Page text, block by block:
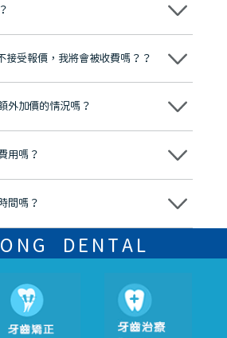
」的大學校訓，各分院匯聚來自香港、內地的
袖品牌」，是諾貝爾種植系統全球放心植牙中
家和地區的顧客，受到粵港澳大灣區及周邊城
信任推薦 珠海、深圳設有八大分院，香港亦設
有任何問題都可以隨時預約免費咨詢，讓人十
接受報價，我將會被收費嗎？？
務之前，你不會被收取任何費用。
外加價的情況嗎？
說明治療方案及對應的價錢，顧客同意並簽字
用嗎？
日匯率轉算收取費用，而匯率會及時告知客人
間嗎？
或whatsapp聯絡我們，告知我們你原本預約
預約的日期及時段DENTAL